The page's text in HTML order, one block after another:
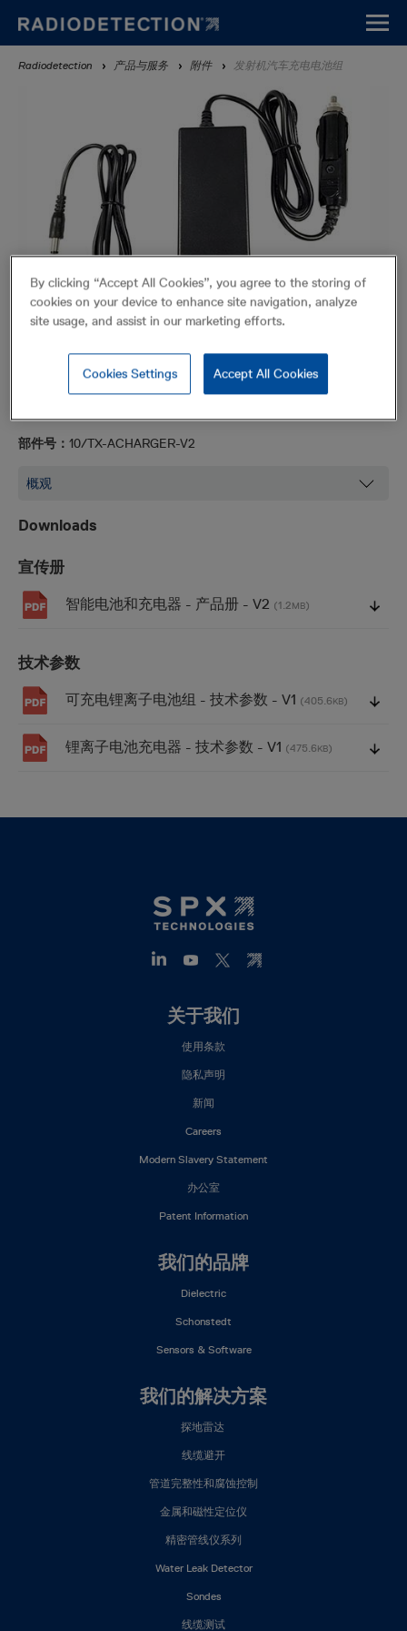
main
content
Breadcrumb
Radiodetection 产品与服务 附件 发射机汽车充电电池组
发射机汽车充电电池组
部件号： 10/TX-ACHARGER-V2
Downloads
宣传册
智能电池和充电器 - 产品册 - V2 (1.2MB)
技术参数
可充电锂离子电池组 - 技术参数 - V1 (405.6KB)
锂离子电池充电器 - 技术参数 - V1 (475.6KB)
关于我们
使用条款
隐私声明
新闻
Careers
Modern Slavery Statement
办公室
Patent Information
我们的品牌
Dielectric
Schonstedt
Sensors & Software
我们的解决方案
探地雷达
线缆避开
管道完整性和腐蚀控制
金属和磁性定位仪
精密管线仪系列
Water Leak Detector
Sondes
线缆测试
By clicking “Accept All Cookies”, you agree to the storing of
cookies on your device to enhance site navigation, analyze
site usage, and assist in our marketing efforts.
Accept All Cookies
Cookies Settings